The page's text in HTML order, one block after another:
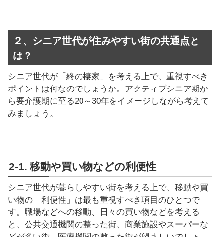
２、シニア世代が住みやすい街の共通点と
は？
シニア世代が「終の棲家」を考える上で、重視すべき
ポイントは何なのでしょうか。アクティブシニア期か
ら要介護期に至る20～30年をイメージしながら考えて
みましょう。
2-1. 移動や買い物などの利便性
シニア世代が暮らしやすい街を考える上で、移動や買
い物の「利便性」は最も重視すべき項目のひとつで
す。職場などへの移動、日々の買い物などを考える
と、公共交通機関の整った街、商業施設やスーパーな